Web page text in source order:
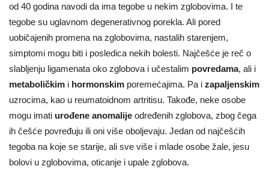
od 40 godina navodi da ima tegobe u nekim zglobovima. I te
tegobe su uglavnom degenerativnog porekla. Ali pored
uobičajenih promena na zglobovima, nastalih starenjem,
simptomi mogu biti i posledica nekih bolesti. Najčešće je reč o
slabljenju ligamenata oko zglobova i učestalim povredama, ali i
metaboličkim i hormonskim poremećajima. Pa i zapaljenskim
uzrocima, kao u reumatoidnom artritisu. Takođe, neke osobe
mogu imati urođene anomalije određenih zglobova, zbog čega
ih češće povređuju ili oni više oboljevaju. Jedan od najčešćih
tegoba na koje se starije, ali sve više i mlade osobe žale, jesu
bolovi u zglobovima, oticanje i upale zglobova.